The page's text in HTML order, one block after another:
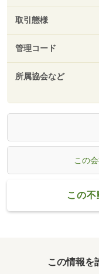
取引態様
管理コード
所属協会など
この
この
この情報を